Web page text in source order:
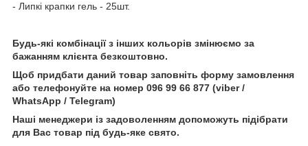
- Липкі крапки гель - 25шт.
Будь-які комбінації з інших кольорів змінюємо за
бажанням клієнта безкоштовно.
Щоб придбати даний товар заповніть форму замовлення
або телефонуйте на номер 096 99 66 877 (viber /
WhatsApp / Telegram)
Наші менеджери із задоволенням допоможуть підібрати
для Вас товар під будь-яке свято.